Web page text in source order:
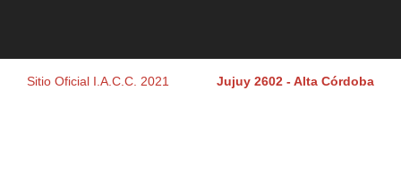
Sitio Oficial I.A.C.C. 2021 Jujuy 2602 - Alta Córdoba